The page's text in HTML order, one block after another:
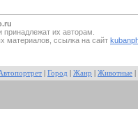
их авторам.
материалов, ссылка на сайт
Город Жанр Животные